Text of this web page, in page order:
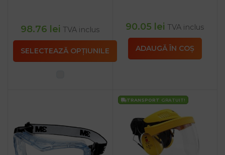
98.76 lei TVA inclus
SELECTEAZĂ OPȚIUNILE
90.05 lei TVA inclus
ADAUGĂ ÎN COȘ
TRANSPORT GRATUIT!